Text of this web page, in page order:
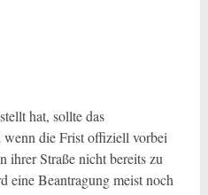
hat, sollte das
die Frist offiziell vorbei
ihrer Straße nicht bereits zu
eine Beantragung meist noch